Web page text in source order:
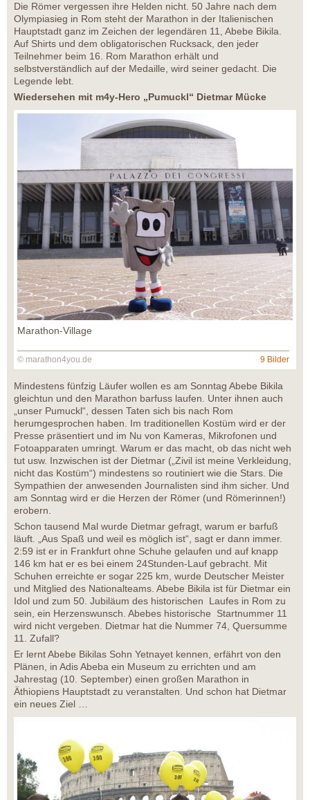
Die Römer vergessen ihre Helden nicht. 50 Jahre nach dem
Olympiasieg in Rom steht der Marathon in der Italienischen
Hauptstadt ganz im Zeichen der legendären 11, Abebe Bikila.
Auf Shirts und dem obligatorischen Rucksack, den jeder
Teilnehmer beim 16. Rom Marathon erhält und
selbstverständlich auf der Medaille, wird seiner gedacht. Die
Legende lebt.
Wiedersehen mit m4y-Hero „Pumuckl“ Dietmar Mücke
Marathon-Village
© marathon4you.de 9 Bilder
Mindestens fünfzig Läufer wollen es am Sonntag Abebe Bikila
gleichtun und den Marathon barfuss laufen. Unter ihnen auch
„unser Pumuckl“, dessen Taten sich bis nach Rom
herumgesprochen haben. Im traditionellen Kostüm wird er der
Presse präsentiert und im Nu von Kameras, Mikrofonen und
Fotoapparaten umringt. Warum er das macht, ob das nicht weh
tut usw. Inzwischen ist der Dietmar („Zivil ist meine Verkleidung,
nicht das Kostüm“) mindestens so routiniert wie die Stars. Die
Sympathien der anwesenden Journalisten sind ihm sicher. Und
am Sonntag wird er die Herzen der Römer (und Römerinnen!)
erobern.
Schon tausend Mal wurde Dietmar gefragt, warum er barfuß
läuft. „Aus Spaß und weil es möglich ist“, sagt er dann immer.
2:59 ist er in Frankfurt ohne Schuhe gelaufen und auf knapp
146 km hat er es bei einem 24Stunden-Lauf gebracht. Mit
Schuhen erreichte er sogar 225 km, wurde Deutscher Meister
und Mitglied des Nationalteams. Abebe Bikila ist für Dietmar ein
Idol und zum 50. Jubiläum des historischen Laufes in Rom zu
sein, ein Herzenswunsch. Abebes historische Startnummer 11
wird nicht vergeben. Dietmar hat die Nummer 74, Quersumme
11. Zufall?
Er lernt Abebe Bikilas Sohn Yetnayet kennen, erfährt von den
Plänen, in Adis Abeba ein Museum zu errichten und am
Jahrestag (10. September) einen großen Marathon in
Äthiopiens Hauptstadt zu veranstalten. Und schon hat Dietmar
ein neues Ziel …